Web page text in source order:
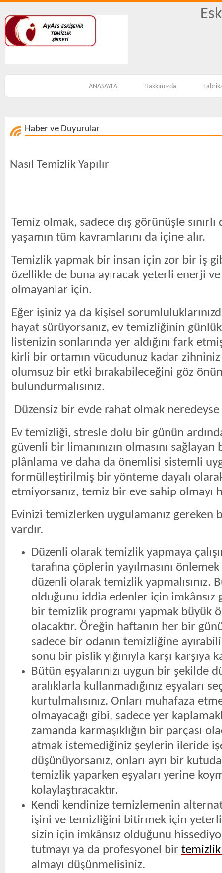
ANASAYFA Hakkımızda
Haber ve Duyurular
Nasıl Temizlik Yapılır
Temiz olmak, sadece dış görünüşle
yaşamın tüm kavramlarını da içine alır.
Temizlik yapmak bir insan için zor bir iş
özellikle de buna ayıracak yeterli enerji ve
olmayanlar için.
Eğer işiniz ya da kişisel
hayat sürüyorsanız, ev temizliğinin
listenizin sonlarında yer aldığını fark
kirli bir ortamın vücudunuz kadar
olumsuz bir etki bırakabileceğini göz
bulundurmalısınız.
Düzensiz bir evde rahat olmak neredeyse
Ev temizliği, stresle dolu bir günün
güvenli bir limanınızın olmasını sağlayan
plânlama ve daha da önemlisi sistemli
formülleştirilmiş bir yönteme dayalı
etmiyorsanız, temiz bir eve sahip olmayı
Evinizi temizlerken uygulamanız gereken
vardır.
Düzenli olarak temizlik yapmaya
tarafına çöplerin yayılmasını
düzenli olarak temizlik yapmalısınız.
olduğunu iddia edenler için imkânsız
bir temizlik programı yapmak büyük
olacaktır. Öreğin haftanın her bir
sadece bir odanın temizliğine
sonu bir pislik yığınıyla karşı karşıya
Bütün eşyalarınızı uygun bir şekilde
aralıklarla kullanmadığınız eşyaları
kurtulmalısınız. Onları muhafaza
olmayacağı gibi, sadece yer
zamanda karmaşıklığın bir parçası
atmak istemediğiniz şeylerin ileride
düşünüyorsanız, onları ayrı bir kutuda
temizlik yaparken eşyaları yerine
kolaylaştıracaktır.
Kendi kendinize temizlemenin
işini ve temizliğini bitirmek için yeterli
sizin için imkânsız olduğunu
tutmayı ya da profesyonel bir
almayı düşünmelisiniz.